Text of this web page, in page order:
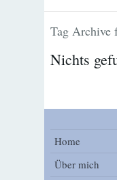
Tag Archive
Nichts
Home
Über mich